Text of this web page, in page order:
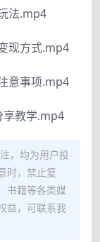
法.mp4
现方式.mp4
意事项.mp4
享教学.mp4
，均为用户投
时，禁止复
书籍等各类媒
益，可联系我